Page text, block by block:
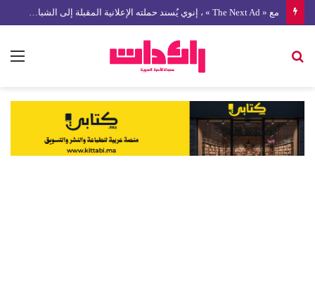
مع « The Next Ad » ، إنوي يُسند حملته الإعلانية المقبلة إلى الشباب المغربي